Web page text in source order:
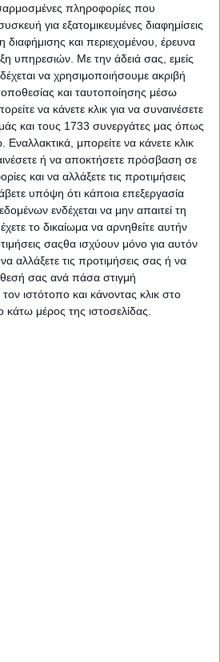
πληροφορίες που
για εξατομικευμένες διαφημίσεις
διαφήμισης και περιεχομένου, έρευνα
υπηρεσιών. Με την άδειά σας, εμείς
να χρησιμοποιήσουμε ακριβή
και ταυτοποίησης μέσω
να κάνετε κλικ για να συναινέσετε
και τους 1733 συνεργάτες μας όπως
μπορείτε να κάνετε κλικ
ή να αποκτήσετε πρόσβαση σε
και να αλλάξετε τις προτιμήσεις
υπόψη ότι κάποια επεξεργασία
ενδέχεται να μην απαιτεί τη
το δικαίωμα να αρνηθείτε αυτήν
σαςθα ισχύουν μόνο για αυτόν
αλλάξετε τις προτιμήσεις σας ή να
σας ανά πάσα στιγμή
ιστότοπο και κάνοντας κλικ στο
μέρος της ιστοσελίδας.
6: Για πραγματικούς… οδηγούς!